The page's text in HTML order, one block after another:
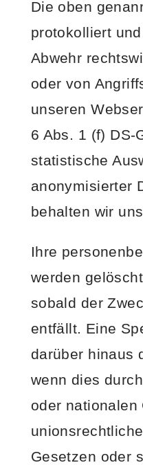
Die oben
protokolliert
Abwehr
oder von
unseren
6 Abs. 1 (f) DS-
statistische
anonymisierter
behalten wir
Ihre
werden
sobald der
entfällt. Eine
darüber hinaus
wenn dies
oder nationalen
Gesetzen oder